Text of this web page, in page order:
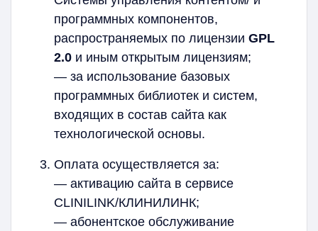
программных компонентов,
распространяемых по лицензии GPL
2.0 и иным открытым лицензиям;
— за использование базовых
программных библиотек и систем,
входящих в состав сайта как
технологической основы.
Оплата осуществляется за:
— активацию сайта в сервисе
CLINILINK/КЛИНИЛИНК;
— абонентское обслуживание